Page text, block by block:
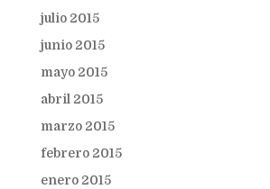
julio 2015
junio 2015
mayo 2015
abril 2015
marzo 2015
febrero 2015
enero 2015